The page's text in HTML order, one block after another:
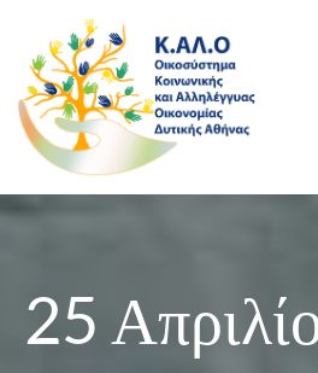
25